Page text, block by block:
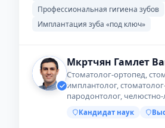
Профессиональная гигиена зубов
Имплантация зуба «под ключ»
Мкртчян Гамлет
Стоматолог-ортопед,
имплантолог,
пародонтолог,
Кандидат наук